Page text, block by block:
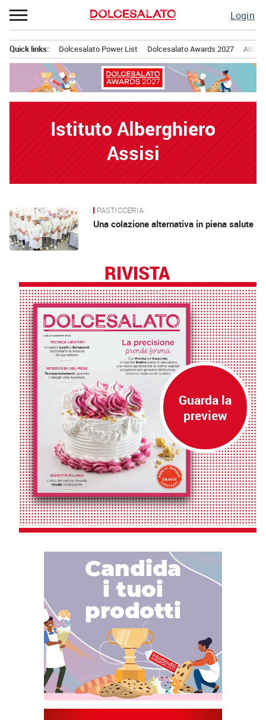
Passa
al
Login
principale
Quick links: Dolcesalato Power List Dolcesalato Awards 2027
Istituto Alberghiero
Assisi
News PASTICCERIA
Una colazione alternativa in piena salute
RIVISTA